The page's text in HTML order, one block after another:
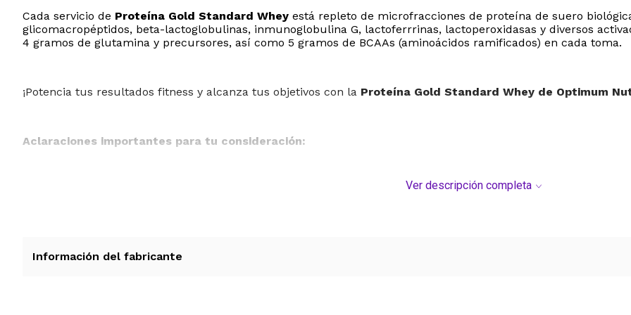
Cada servicio de Proteína Gold Standard Whey está repleto de microfracciones de proteína de suero
glicomacropéptidos, beta-lactoglobulinas, inmunoglobulina G, lactoferrrinas, lactoperoxidasas y diversos
4 gramos de glutamina y precursores, así como 5 gramos de BCAAs (aminoácidos ramificados) en cada toma.
¡Potencia tus resultados fitness y alcanza tus objetivos con la Proteína Gold Standard Whey de Optimum
Aclaraciones importantes para tu consideración:
- Asesoramiento Profesional: Antes de agregar este producto a tu régimen alimenticio, te recomendamos que
para complementar tu dieta de manera equilibrada.
Ver descripción completa
Información del fabricante